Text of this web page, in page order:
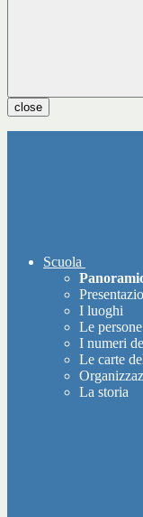
close
Scuola
I luoghi
Le persone
I numeri
Le carte
La storia